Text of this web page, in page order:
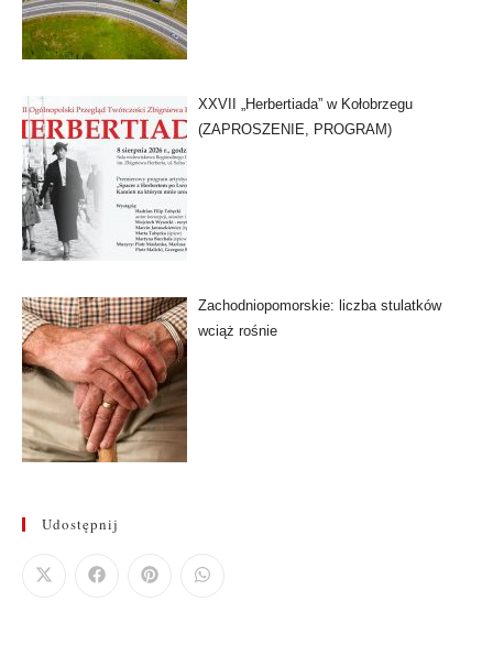
XXVII „Herbertiada” w Kołobrzegu
(ZAPROSZENIE, PROGRAM)
Zachodniopomorskie: liczba stulatków
wciąż rośnie
Udostępnij